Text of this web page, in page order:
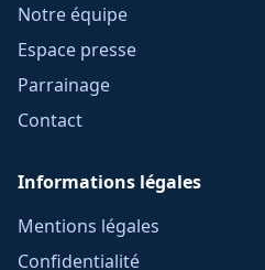
Notre équipe
Espace presse
Parrainage
Contact
Informations légales
Mentions légales
Confidentialité